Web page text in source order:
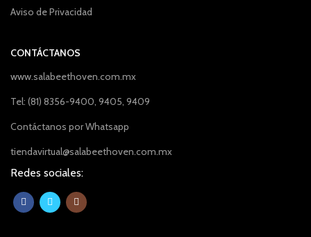
Aviso de Privacidad
CONTÁCTANOS
www.salabeethoven.com.mx
Tel: (81) 8356-9400, 9405, 9409
Contáctanos por Whatsapp
tiendavirtual@salabeethoven.com.mx
Redes sociales: